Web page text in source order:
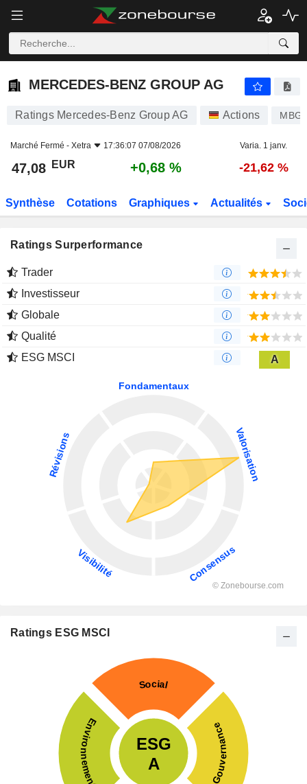
MERCEDES-BENZ GROUP AG
MERCEDES-BENZ GROUP AG
Ratings Mercedes-Benz Group AG Actions MBG
Marché Fermé - Xetra 17:36:07 07/08/2026 Varia. 1 janv.
47,08 EUR +0,68 % -21,62 %
Synthèse Cotations Graphiques Actualités
Ratings Surperformance
Trader
Investisseur
Globale
Qualité
ESG MSCI
A
Ratings ESG MSCI